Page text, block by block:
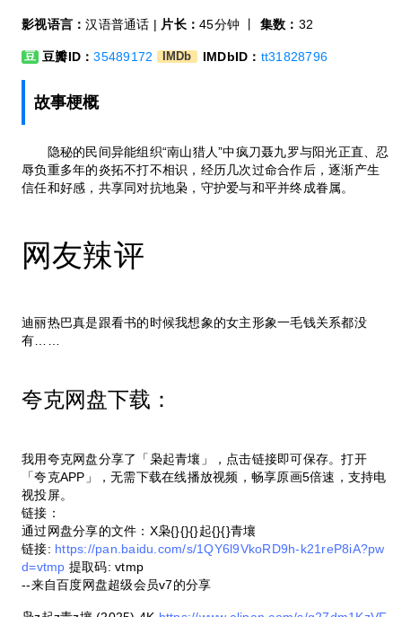
影视语言：汉语普通话 | 片长：45分钟 丨 集数： 32
豆 豆瓣ID：35489172 IMDb IMDbID： tt31828796
故事梗概
隐秘的民间异能组织“南山猎人”中疯刀聂九罗与阳光正直、忍
辱负重多年的炎拓不打不相识，经历几次过命合作后，逐渐产生
信任和好感，共享同对抗地枭，守护爱与和平并终成眷属。
网友辣评
迪丽热巴真是跟看书的时候我想象的女主形象一毛钱关系都没
有……
夸克网盘下载：
我用夸克网盘分享了「枭起青壤」，点击链接即可保存。打开
「夸克APP」，无需下载在线播放视频，畅享原画5倍速，支持电
视投屏。
链接：
通过网盘分享的文件：X枭{}{}{}起{}{}青壤
链接: https://pan.baidu.com/s/1QY6l9VkoRD9h-k21reP8iA?pw
d=vtmp 提取码: vtmp
--来自百度网盘超级会员v7的分享